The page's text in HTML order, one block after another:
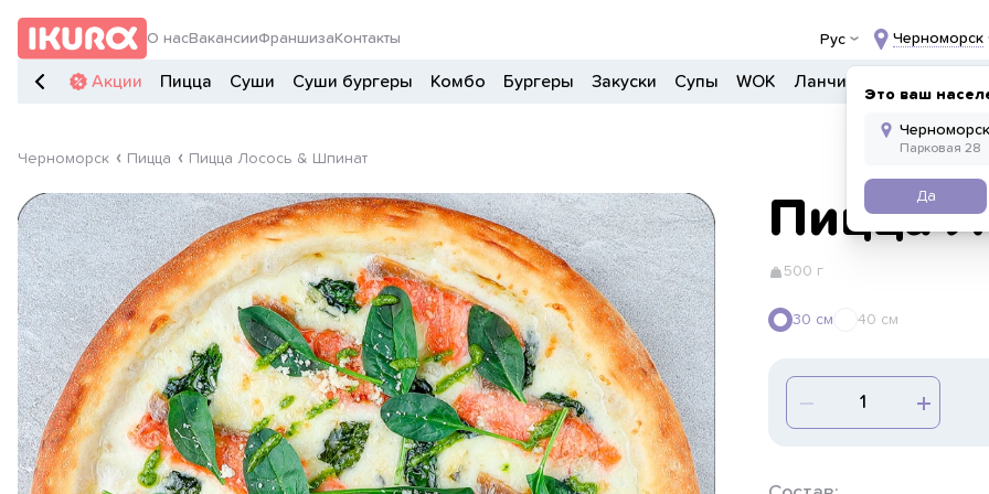
О насВакансииФраншиза Контакты Рус Черноморск
Это ваш
Да
Акции Пицца Суши Суши бургеры Комбо Бургеры Закуски Супы WOK Ланчи
Черноморск Пицца Пицца Лосось & Шпинат
Пицца
500 г
30 см 40 см